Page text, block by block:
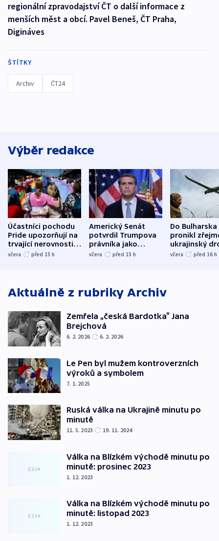
regionální zpravodajství ČT o další informace z
menších měst a obcí. Pavel Beneš, ČT Praha,
Digináves
ŠTÍTKY
Archiv ČT24
Výběr redakce
Účastníci pochodu
Pride upozorňují na
trvající nerovnosti i
společenskou
včera před 15 h
Americký Senát
potvrdil Trumpova
právníka jako
ministra
včera před 15 h
Do Bulharska
pronikl
ukrajinský
explodoval
včera před 16 h
Aktuálně z rubriky Archiv
Zemřela „česká Bardotka“ Jana
Brejchová
6. 2. 2026 6. 2. 2026
Le Pen byl mužem kontroverzních
výroků a symbolem
7. 1. 2025
Ruská válka na Ukrajině minutu po
minutě
11. 5. 2023 19. 11. 2024
Válka na Blízkém východě minutu po
minutě: prosinec 2023
1. 12. 2023
Válka na Blízkém východě minutu po
minutě: listopad 2023
1. 12. 2023